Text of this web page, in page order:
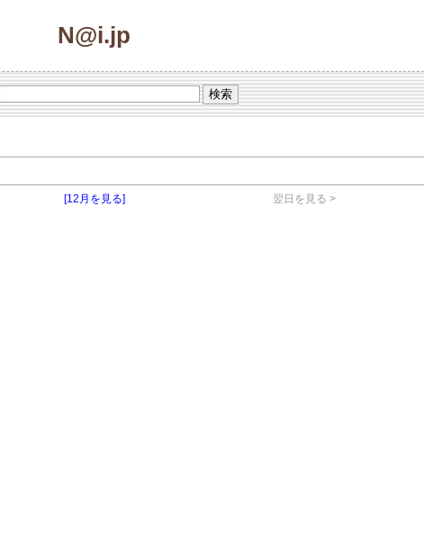
N@i.jp
[12月を見る] 翌日を見る >